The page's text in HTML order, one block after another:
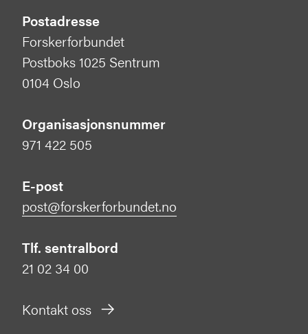
Postadresse
Forskerforbundet
Postboks 1025 Sentrum
0104 Oslo
Organisasjonsnummer
971 422 505
E-post
post@forskerforbundet.no
Tlf. sentralbord
21 02 34 00
Kontakt oss